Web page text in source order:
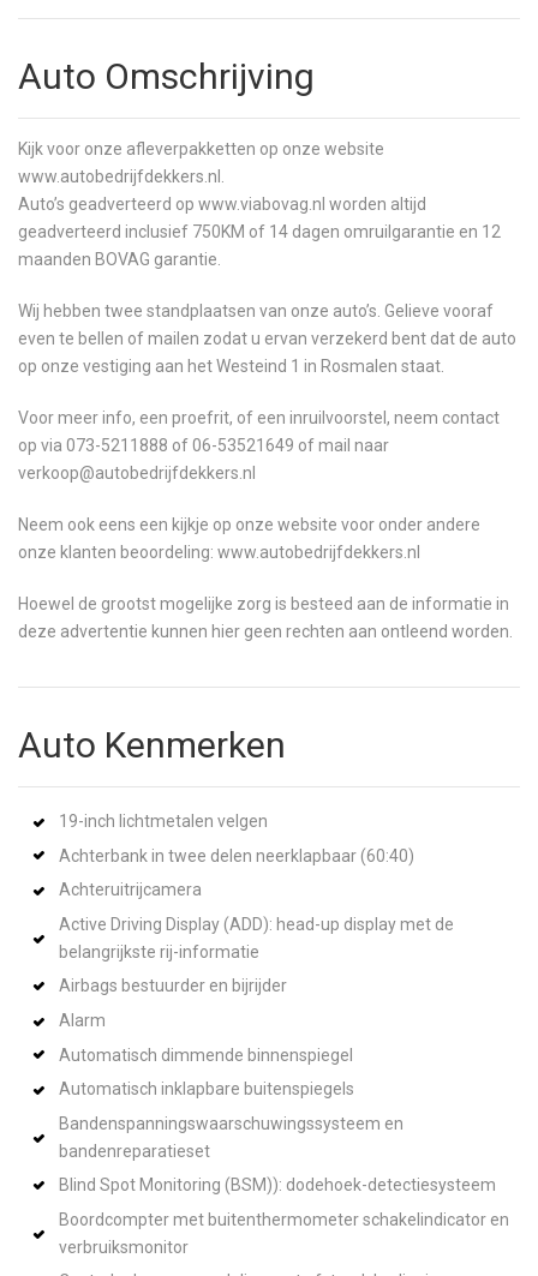
Auto Omschrijving
Kijk voor onze afleverpakketten op onze website
www.autobedrijfdekkers.nl.
Auto’s geadverteerd op www.viabovag.nl worden altijd
geadverteerd inclusief 750KM of 14 dagen omruilgarantie en 12
maanden BOVAG garantie.
Wij hebben twee standplaatsen van onze auto’s. Gelieve vooraf
even te bellen of mailen zodat u ervan verzekerd bent dat de auto
op onze vestiging aan het Westeind 1 in Rosmalen staat.
Voor meer info, een proefrit, of een inruilvoorstel, neem contact
op via 073-5211888 of 06-53521649 of mail naar
verkoop@autobedrijfdekkers.nl
Neem ook eens een kijkje op onze website voor onder andere
onze klanten beoordeling: www.autobedrijfdekkers.nl
Hoewel de grootst mogelijke zorg is besteed aan de informatie in
deze advertentie kunnen hier geen rechten aan ontleend worden.
Auto Kenmerken
19-inch lichtmetalen velgen
Achterbank in twee delen neerklapbaar (60:40)
Achteruitrijcamera
Active Driving Display (ADD): head-up display met de
belangrijkste rij-informatie
Airbags bestuurder en bijrijder
Alarm
Automatisch dimmende binnenspiegel
Automatisch inklapbare buitenspiegels
Bandenspanningswaarschuwingssysteem en
bandenreparatieset
Blind Spot Monitoring (BSM)): dodehoek-detectiesysteem
Boordcompter met buitenthermometer schakelindicator en
verbruiksmonitor